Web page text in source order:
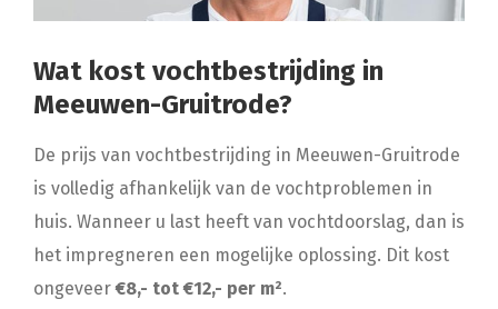
Wat kost vochtbestrijding in
Meeuwen-Gruitrode?
De prijs van vochtbestrijding in Meeuwen-Gruitrode
is volledig afhankelijk van de vochtproblemen in
huis. Wanneer u last heeft van vochtdoorslag, dan is
het impregneren een mogelijke oplossing. Dit kost
ongeveer€8,- tot €12,- per m².